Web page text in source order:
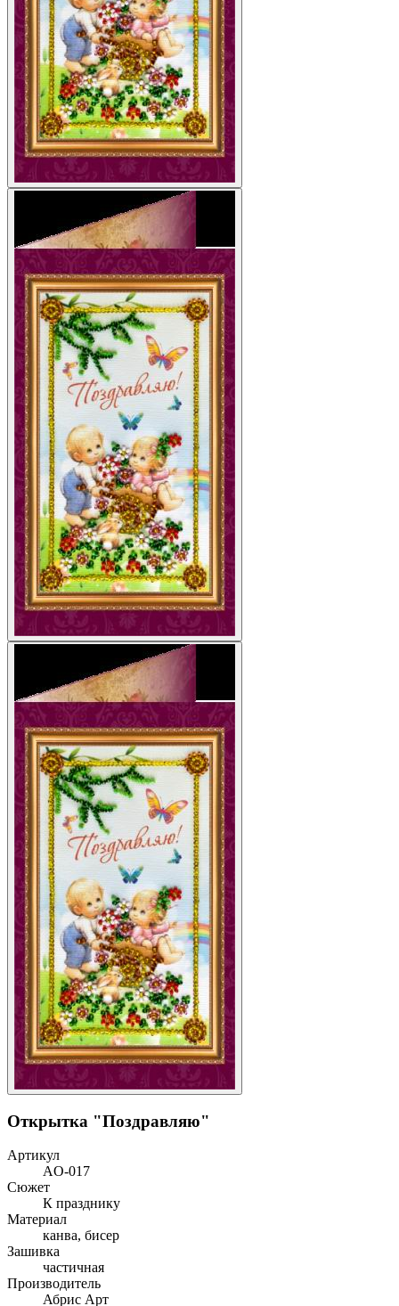
Открытка "Поздравляю"
Артикул
AO-017
Сюжет
К празднику
Материал
канва, бисер
Зашивка
частичная
Производитель
Абрис Арт